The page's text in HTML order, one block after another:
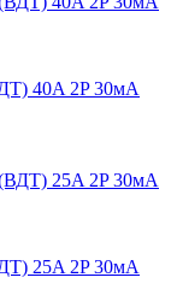
40A 2P 30мА
25A 2P 30мА